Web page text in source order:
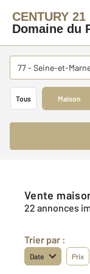
CENTURY 21
Domaine du
77 - Seine-et-
Tous Maison
Vente
22 annonces
Trier par :
Date Prix